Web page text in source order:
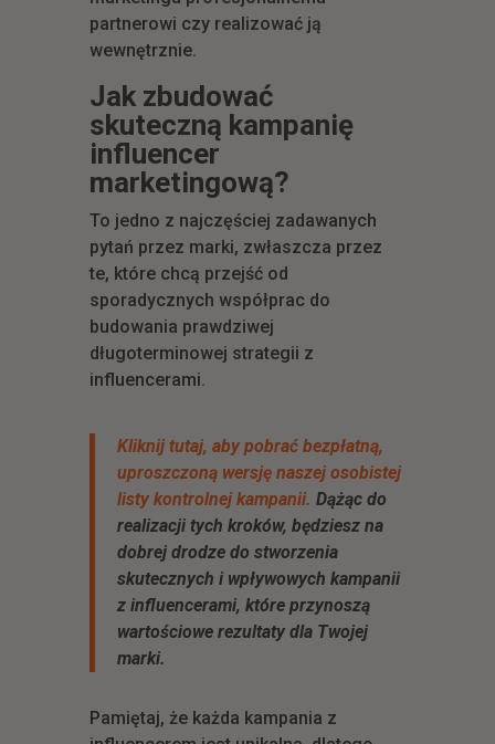
partnerowi czy realizować ją
wewnętrznie.
Jak zbudować
skuteczną kampanię
influencer
marketingową?
To jedno z najczęściej zadawanych
pytań przez marki, zwłaszcza przez
te, które chcą przejść od
sporadycznych współprac do
budowania prawdziwej
długoterminowej strategii z
influencerami.
Kliknij tutaj, aby pobrać bezpłatną,
uproszczoną wersję naszej osobistej
listy kontrolnej kampanii. Dążąc do
realizacji tych kroków, będziesz na
dobrej drodze do stworzenia
skutecznych i wpływowych kampanii
z influencerami, które przynoszą
wartościowe rezultaty dla Twojej
marki.
Pamiętaj, że każda kampania z